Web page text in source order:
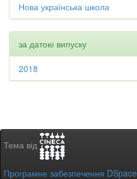
Нова українська школа
за датою випуску
2018
Тема від
Програмне забезпечення DSpace